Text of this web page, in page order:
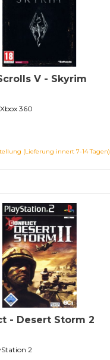
V - Skyrim
360
(Lieferung innert 7-14 Tagen)
- Desert Storm 2
2